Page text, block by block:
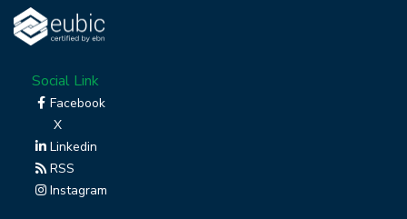
Social Link
Facebook
X
Linkedin
RSS
Instagram